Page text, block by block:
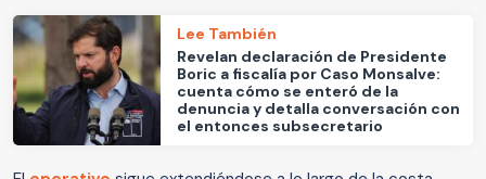
Lee También
Revelan declaración de Presidente
Boric a fiscalía por Caso Monsalve:
cuenta cómo se enteró de la
denuncia y detalla conversación con
el entonces subsecretario